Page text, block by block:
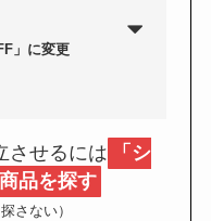
ド
ド
」に変更
（2/17～
させるには
「シ
品を探す
さない）